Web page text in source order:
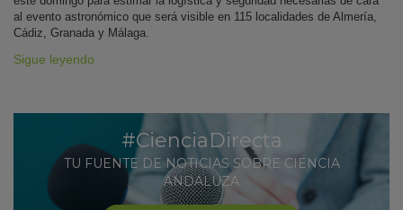
al evento astronómico que será visible en 115 localidades de Almería,
Cádiz, Granada y Málaga.
Sigue leyendo
#CienciaDirecta
TU FUENTE DE NOTICIAS SOBRE CIENCIA
ANDALUZA